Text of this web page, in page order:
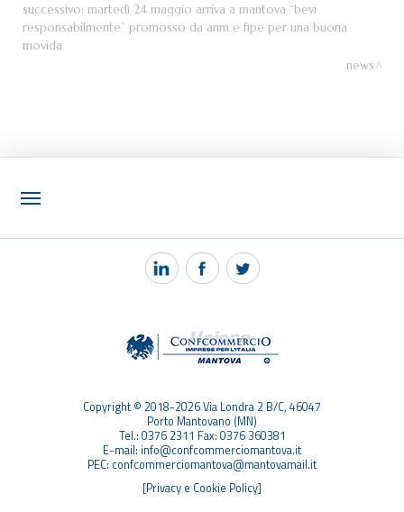
successivo: martedì 24 maggio arriva a mantova “bevi
responsabilmente” promosso da anm e fipe per una buona
movida
news
NOTIZIE
PEC MANTOVA MAIL
Copyright © 2018-2026 Via Londra 2 B/C, 46047
Porto Mantovano (MN)
Tel.: 0376 2311 Fax: 0376 360381
E-mail: info@confcommerciomantova.it
PEC: confcommerciomantova@mantovamail.it
[Privacy e Cookie Policy]